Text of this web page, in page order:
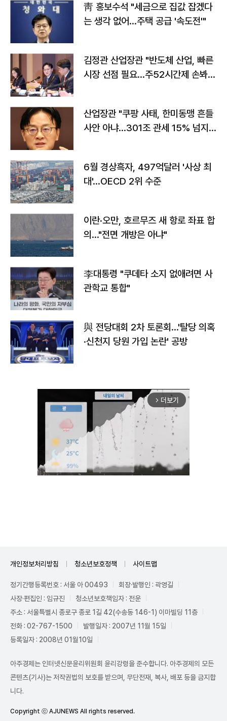
靑 홍보수석 "세금으로 집값 잡겠다
는 생각 없어…주택 공급 '속도전'"
김정관 산업장관 "반도체 산업, 빠른
시장 선점 필요…주52시간제 손봐
산업장관 "쿠팡 사태, 한미동맹 흔들
사안 아냐…301조 관세 15% 넘지
6월 경상흑자, 497억달러 '사상 최
대'…OECD 2위 수준
이란·오만, 호르무즈 새 항로 좌표 합
의…"전면 개방은 아냐"
李대통령 "쿠데타 소지 없애려면 사
관학교 통합"
與 전당대회 2차 토론회…'탈당 의혹
·신천지 당원 가입 논란' 공방
arrow_forward_ios 더보기
개인정보처리방침 청소년보호정책 사이트맵
정기간행등록번호 : 서울 아 00493
회장·발행인 : 곽영길
사장·편집인 : 임규진
청소년보호책임자 : 전운
주소 : 서울특별시 종로구 종로 1길 42(수송동 146-1) 이마빌딩 11층
전화 : 02-767-1500
발행일자 : 2007년 11월 15일
등록일자 : 2008년 01월10일
아주경제는 인터넷신문윤리위원회 윤리강령을 준수합니다. 아주경제의 모든
콘텐츠(기사)는 저작권법의 보호를 받으며, 무단전재, 복사, 배포 등을 금지합
니다.
Copyright ⓒ AJUNEWS All rights reserved.